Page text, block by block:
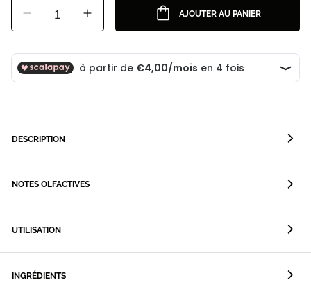
1 AJOUTER AU PANIER
DESCRIPTION
NOTES OLFACTIVES
UTILISATION
INGRÉDIENTS